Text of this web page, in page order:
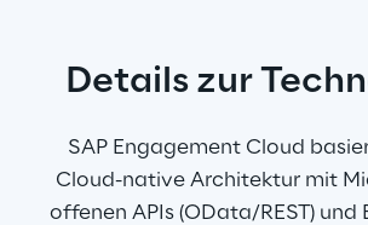
Details zur
SAP Engagement Cloud
Cloud-native Architektur mit
offenen APIs (OData/REST) und